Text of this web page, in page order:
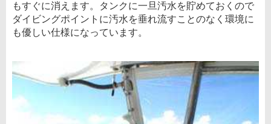
もすぐに消えます。タンクに一旦汚水を貯めておくので
ダイビングポイントに汚水を垂れ流すことのなく環境に
も優しい仕様になっています。